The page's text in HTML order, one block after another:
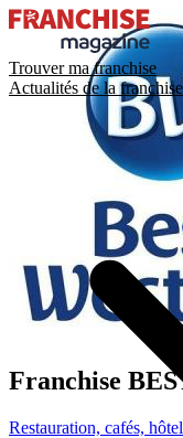
Trouver ma franchise
Actualités de la franchise
Franchise
Restauration, cafés,